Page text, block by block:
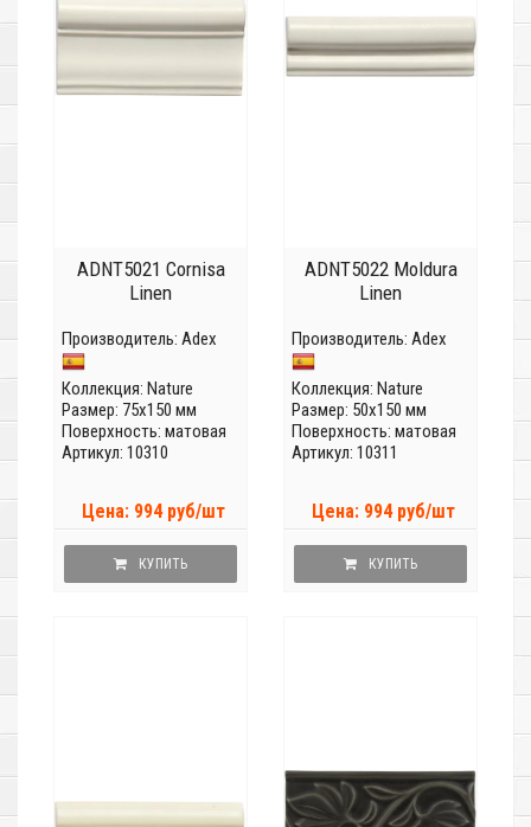
ADNT5021 Cornisa
Linen
Производитель: Adex
Коллекция: Nature
Размер: 75x150 мм
Поверхность: матовая
Артикул: 10310
Цена: 994 руб/шт
КУПИТЬ
ADNT5022 Moldura
Linen
Производитель: Adex
Коллекция: Nature
Размер: 50x150 мм
Поверхность: матовая
Артикул: 10311
Цена: 994 руб/шт
КУПИТЬ